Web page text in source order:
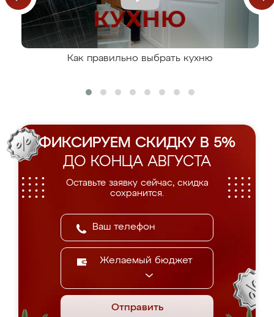
Как правильно выбрать кухню
ФИКСИРУЕМ СКИДКУ В 5%
ДО КОНЦА АВГУСТА
Оставьте заявку сейчас, скидка
сохранится.
Желаемый бюджет
Отправить